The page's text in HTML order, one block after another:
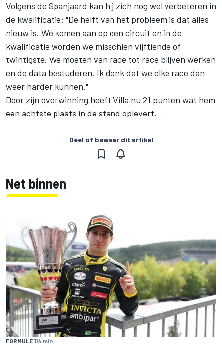
Volgens de Spanjaard kan hij zich nog wel verbeteren in
de kwalificatie: "De helft van het probleem is dat alles
nieuw is. We komen aan op een circuit en in de
kwalificatie worden we misschien vijftiende of
twintigste. We moeten van race tot race blijven werken
en de data bestuderen. Ik denk dat we elke race dan
weer harder kunnen."
Door zijn overwinning heeft Villa nu 21 punten wat hem
een achtste plaats in de stand oplevert.
Deel of bewaar dit artikel
Net binnen
FORMULE 114 min